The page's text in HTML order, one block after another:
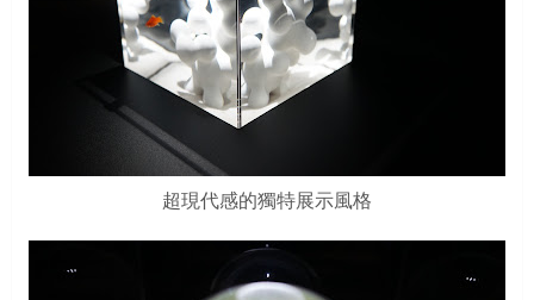
超現代感的獨特展示風格